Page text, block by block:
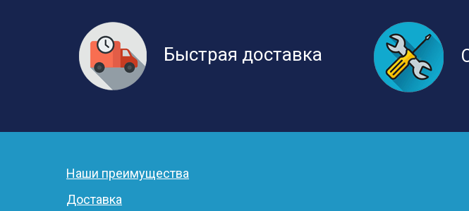
Быстрая доставка
Наши преимущества
Доставка